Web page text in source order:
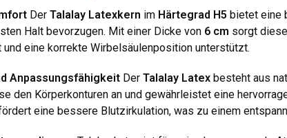
Der Talalay Latexkern im Härtegrad H5 bietet eine
Halt bevorzugen. Mit einer Dicke von 6 cm sorgt
eine korrekte Wirbelsäulenposition unterstützt.
Anpassungsfähigkeit Der Talalay Latex besteht aus
den Körperkonturen an und gewährleistet eine
eine bessere Blutzirkulation, was zu einem